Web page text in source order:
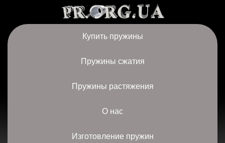
Купить пружины
Пружины сжатия
Пружины растяжения
О нас
Изготовление пружин